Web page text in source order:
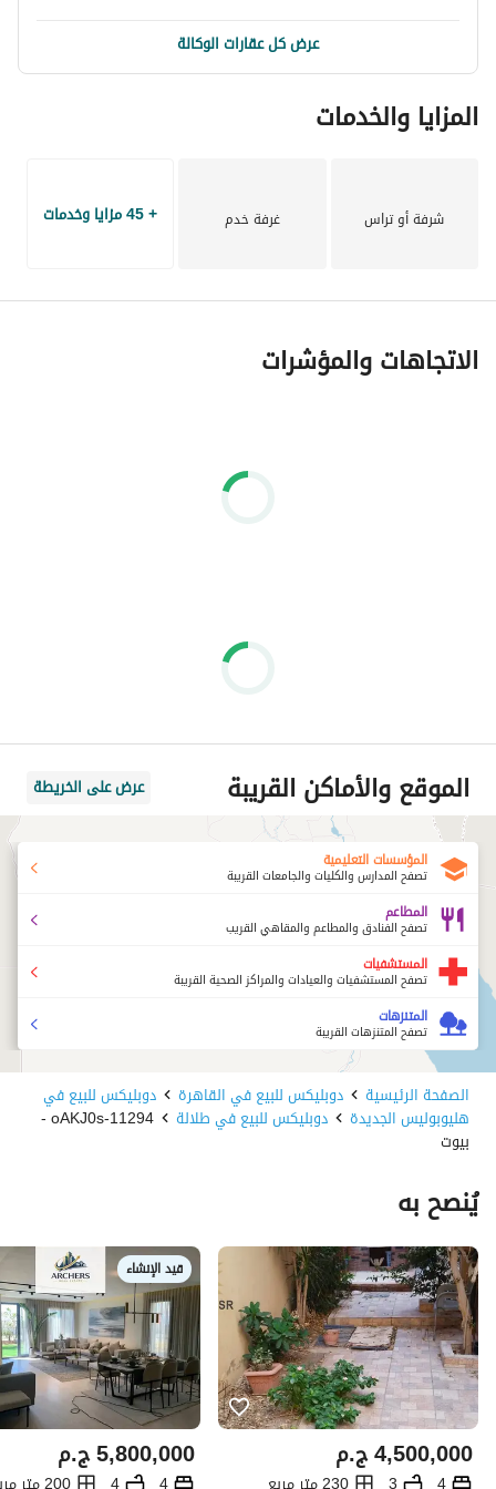
عرض كل عقارات الوكالة
المزايا والخدمات
شرفة أو تراس غرفة خدم + 45 مزايا وخدمات
الاتجاهات والمؤشرات
الموقع والأماكن القريبة عرض على الخريطة
المؤسسات التعليمية
تصفح المدارس والكليات والجامعات القريبة
المطاعم
تصفح الفنادق والمطاعم والمقاهي القريب
المستشفيات
تصفح المستشفيات والعيادات والمراكز الصحية القريبة
المتنزهات
تصفح المتنزهات القريبة
الصفحة الرئيسية دوبليكس للبيع في القاهرة دوبليكس للبيع في
هليوبوليس الجديدة دوبليكس للبيع في طلالة 11294-oAKJ0s -
بيوت
يُنصح به
ج.م4,500,000
قيد الإنشاء
ج.م5,800,000